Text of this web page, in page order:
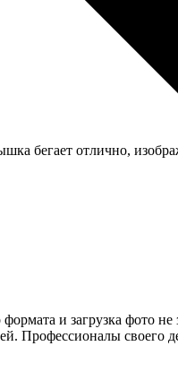
бегает отлично,
и загрузка фото
Профессионалы своего